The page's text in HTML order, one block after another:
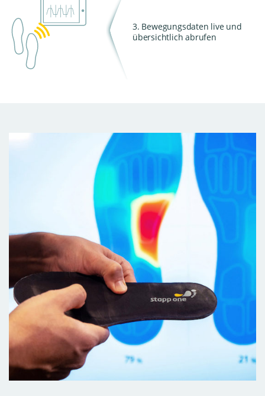
3. Bewegungsdaten live und
übersichtlich abrufen